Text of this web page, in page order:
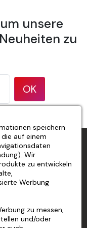
534-
Testmethode
% relative
unsere
zu
OK
speichern
auf einem
Wir
zu entwickeln
Werbung
zu messen,
und/oder